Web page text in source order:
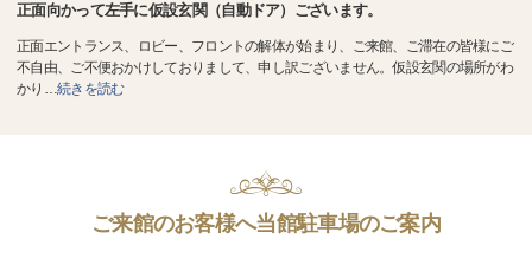
正面向かって左手に仮設玄関（自動ドア）ございます。
正面エントランス、ロビー、フロントの解体が始まり、ご来館、ご滞在の皆様にご
不自由、ご不便おかけしておりまして、申し訳ございません。仮設玄関の場所がわ
かり …続きを読む
ご来館のお客様へ当館駐車場のご案内